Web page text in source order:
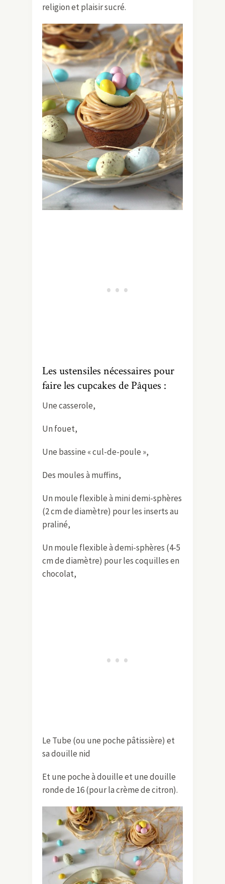
religion et plaisir sucré.
Les ustensiles nécessaires pour
faire les cupcakes de Pâques :
Une casserole,
Un fouet,
Une bassine « cul-de-poule »,
Des moules à muffins,
Un moule flexible à mini demi-sphères
(2 cm de diamètre) pour les inserts au
praliné,
Un moule flexible à demi-sphères (4-5
cm de diamètre) pour les coquilles en
chocolat,
Le Tube (ou une poche pâtissière) et
sa douille nid
Et une poche à douille et une douille
ronde de 16 (pour la crème de citron).